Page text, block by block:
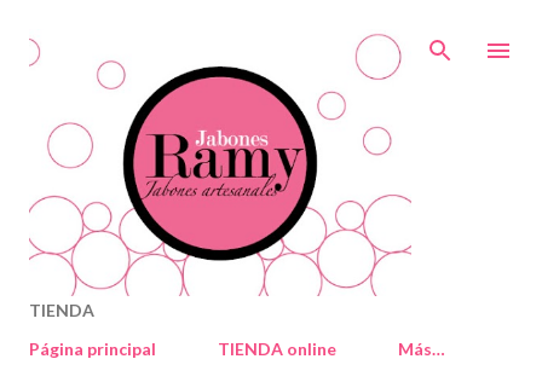
TIENDA
Página principal
TIENDA online Más…